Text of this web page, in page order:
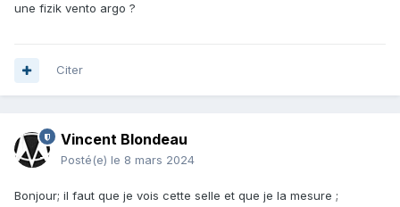
une fizik vento argo ?
Citer
Vincent Blondeau
Posté(e) le 8 mars 2024
Bonjour; il faut que je vois cette selle et que je la mesure ;